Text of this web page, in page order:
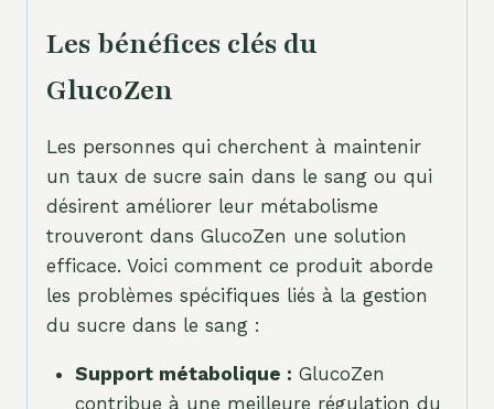
Les bénéfices clés du
GlucoZen
Les personnes qui cherchent à maintenir
un taux de sucre sain dans le sang ou qui
désirent améliorer leur métabolisme
trouveront dans GlucoZen une solution
efficace. Voici comment ce produit aborde
les problèmes spécifiques liés à la gestion
du sucre dans le sang :
Support métabolique : GlucoZen
contribue à une meilleure régulation du